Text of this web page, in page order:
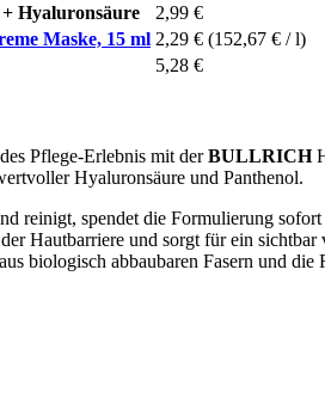
Hyaluronsäure
2,99 €
Maske, 15 ml 2,29 € (152,67 € / l)
5,28 €
Pflege-Erlebnis mit derBULLRICH
Hyaluronsäure und Panthenol.
reinigt, spendet die Formulierung
Hautbarriere und sorgt für ein
biologisch abbaubaren Fasern und